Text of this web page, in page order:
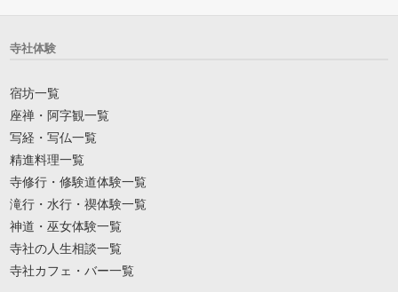
寺社体験
宿坊一覧
座禅・阿字観一覧
写経・写仏一覧
精進料理一覧
寺修行・修験道体験一覧
滝行・水行・禊体験一覧
神道・巫女体験一覧
寺社の人生相談一覧
寺社カフェ・バー一覧